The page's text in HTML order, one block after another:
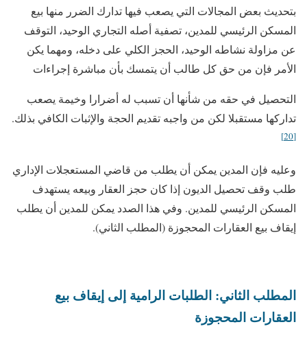
بتحديث بعض المجالات التي يصعب فيها تدارك الضرر منها بيع
المسكن الرئيسي للمدين، تصفية أصله التجاري الوحيد، التوقف
عن مزاولة نشاطه الوحيد، الحجز الكلي على دخله، ومهما يكن
الأمر فإن من حق كل طالب أن يتمسك بأن مباشرة إجراءات
التحصيل في حقه من شأنها أن تسبب له أضرارا وخيمة يصعب
تداركها مستقبلا لكن من واجبه تقديم الحجة والإثبات الكافي بذلك.
[20]
وعليه فإن المدين يمكن أن يطلب من قاضي المستعجلات الإداري
طلب وقف تحصيل الديون إذا كان حجز العقار وبيعه يستهدف
المسكن الرئيسي للمدين. وفي هذا الصدد يمكن للمدين أن يطلب
إيقاف بيع العقارات المحجوزة (المطلب الثاني).
المطلب الثاني: الطلبات الرامية إلى إيقاف بيع
العقارات المحجوزة